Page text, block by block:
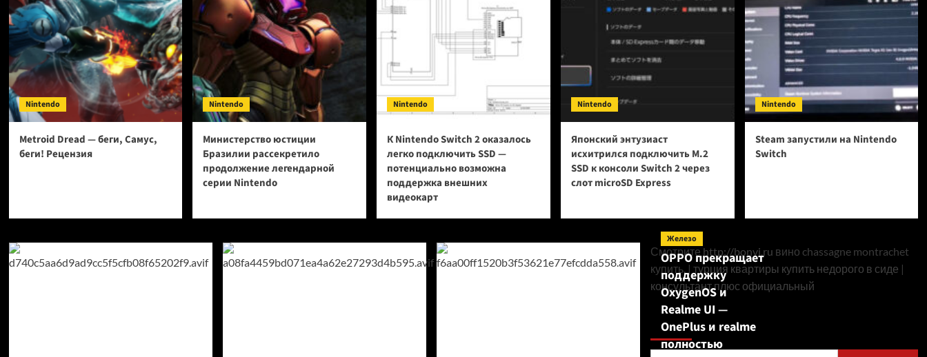
Nintendo
Metroid Dread — беги, Самус,
беги! Рецензия
Nintendo
Министерство юстиции
Бразилии рассекретило
продолжение легендарной
серии Nintendo
Nintendo
К Nintendo Switch 2 оказалось
легко подключить SSD —
потенциально возможна
поддержка внешних
видеокарт
Nintendo
Японский энтузиаст
исхитрился подключить M.2
SSD к консоли Switch 2 через
слот microSD Express
Nintendo
Steam запустили на Nintendo
Switch
Смотрите http://bonvi.ru вино chassagne montrachet
купить. |турция квартиры купить недорого в сиде |
консультант плюс официальный
Поиск
Железо
OPPO прекращает
поддержку
OxygenOS и
Realme UI —
OnePlus и realme
полностью